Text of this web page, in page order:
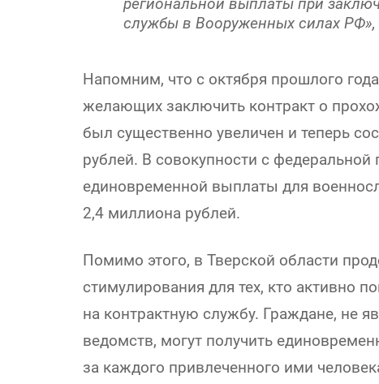
службы в Вооруженных силах
Напомним, что с октября прошлого
желающих заключить контракт о
был существенно увеличен и теперь
рублей. В совокупности с
единовременной выплаты для
2,4 миллиона рублей.
Помимо этого, в Тверской области
стимулирования для тех, кто активно
на контрактную службу. Граждане, не
ведомств, могут получить
за каждого привлеченного ими